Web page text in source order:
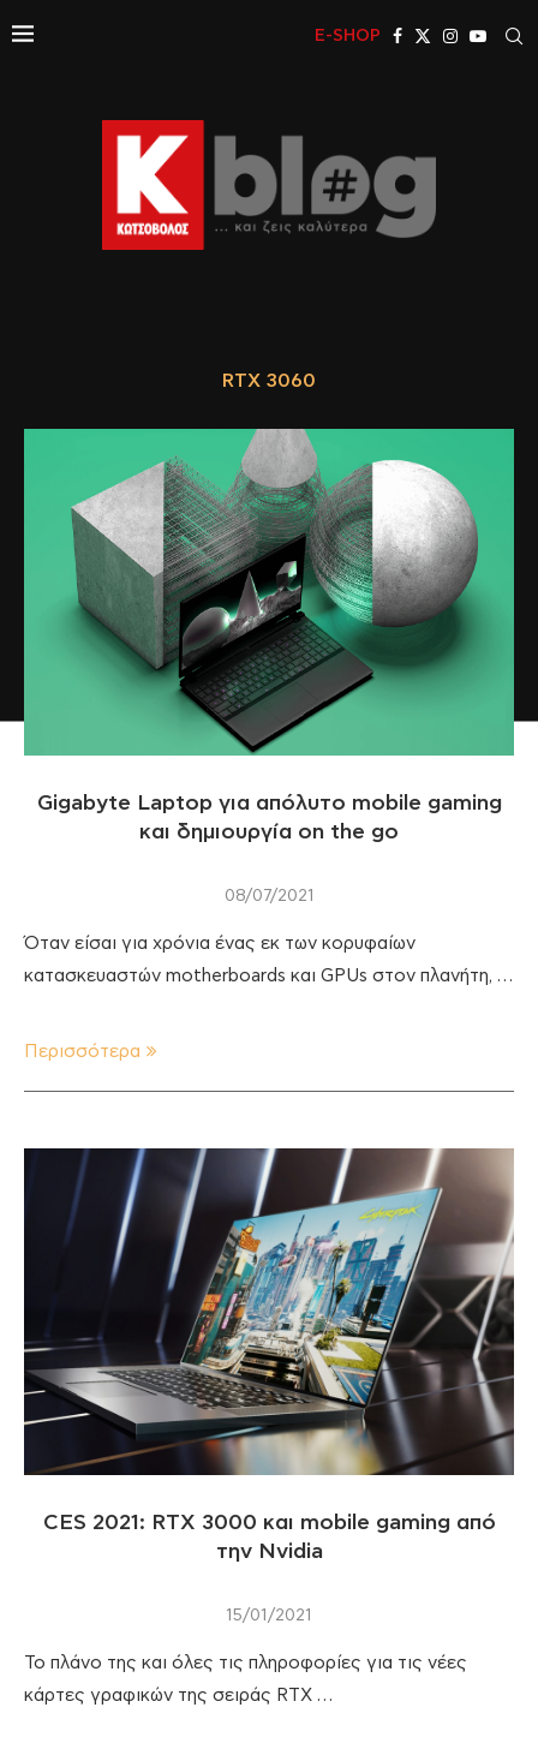
E-SHOP
RTX 3060
Gigabyte Laptop για απόλυτο mobile gaming
και δημιουργία on the go
08/07/2021
Όταν είσαι για χρόνια ένας εκ των κορυφαίων
κατασκευαστών motherboards και GPUs στον πλανήτη, …
Περισσότερα
CES 2021: RTX 3000 και mobile gaming από
την Nvidia
15/01/2021
Το πλάνο της και όλες τις πληροφορίες για τις νέες
κάρτες γραφικών της σειράς RTX …